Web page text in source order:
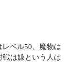
ベル50、魔物は
戦は嫌という人は